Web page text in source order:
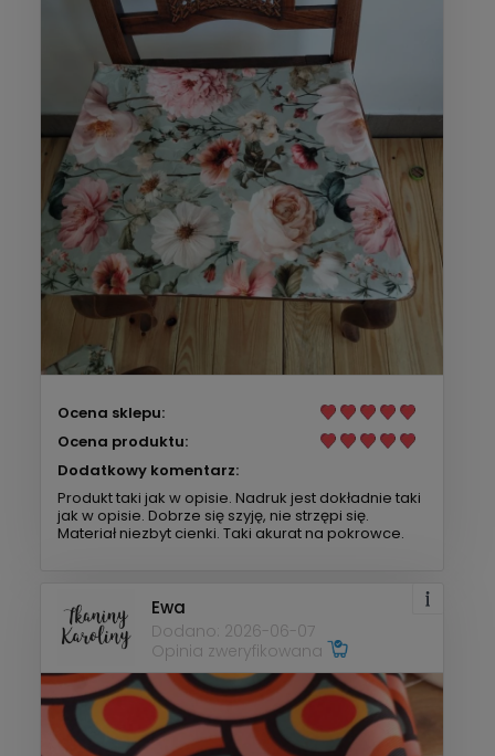
Ocena sklepu:
Ocena produktu:
Dodatkowy komentarz:
Produkt taki jak w opisie. Nadruk jest dokładnie taki
jak w opisie. Dobrze się szyję, nie strzępi się.
Materiał niezbyt cienki. Taki akurat na pokrowce.
Ewa
Dodano: 2026-06-07
Opinia zweryfikowana